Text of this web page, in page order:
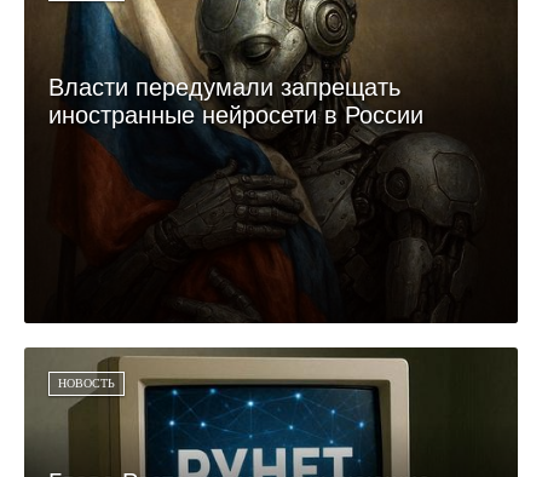
Власти передумали запрещать
иностранные нейросети в России
НОВОСТЬ